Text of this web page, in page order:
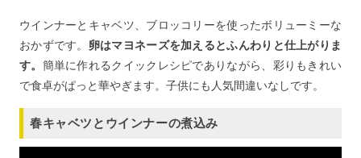
ウインナーとキャベツ、ブロッコリーを使ったボリューミーな
おかずです。 卵はマヨネーズを加えるとふんわりと仕上がりま
す。 簡単に作れるクイックレシピでありながら、彩りもきれい
で食卓がぱっと華やぎます。子供にも人気間違いなしです。
春キャベツとウインナーの煮込み